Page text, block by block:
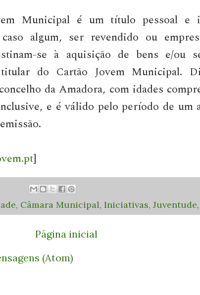
Municipal é um título pessoal e
algum, ser revendido ou
se à aquisição de bens e/ou
do Cartão Jovem Municipal.
da Amadora, com idades
e é válido pelo período de um
]
, Câmara Municipal, Iniciativas, Juventude,
Página inicial
(Atom)